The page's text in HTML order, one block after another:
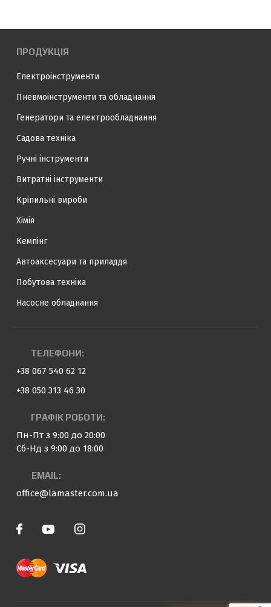
ПРОДУКЦІЯ
Електроінструменти
Пневмоінструменти та обладнання
Генератори та електрообладнання
Садова техніка
Ручні інструменти
Витратні інструменти
Кріпильні вироби
Хімія
Кемпінг
Автоаксесуари та приладдя
Побутова техніка
Насосне обладнання
ТЕЛЕФОНИ:
+38 067 540 62 12
+38 050 313 46 30
ГРАФІК РОБОТИ:
Пн-Пт з 9:00 до 20:00
Сб-Нд з 9:00 до 18:00
EMAIL:
office@lamaster.com.ua